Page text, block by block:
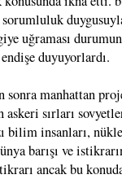
uğraması
duyuyorlardı.
sonra manhattan
sırları
bilim insanları,
barışı ve
ancak bu